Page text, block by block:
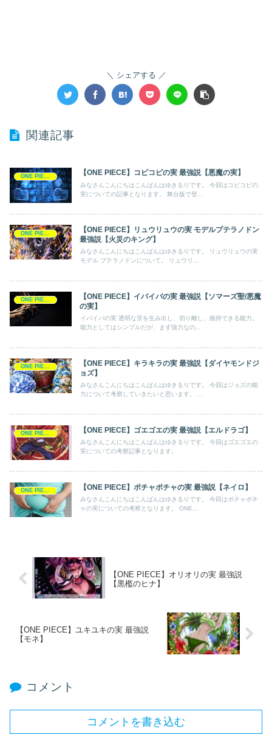
シェアする
関連記事
【ONE PIECE】コピコピの実 最強説【悪魔の実】
みなさんこんにちはこんばんはゆきるりです。 今回はコピコピの
実についての記事となります。 舞台版で登...
【ONE PIECE】リュウリュウの実 モデルプテラノドン
最強説【火災のキング】
みなさんこんにちはこんばんはゆきるりです。 リュウリュウの実
モデル プテラノドンについて。 リュウリ...
ONE PIECE
【ONE PIECE】イバイバの実 最強説【ソマーズ聖/悪魔
の実】
イバイバの実 透明な茨を生み出し、切り離し、維持できる能力。
能力としてはシンプルだが、まず強力なの...
ONE PIECE
【ONE PIECE】キラキラの実 最強説【ダイヤモンドジ
ョズ】
みなさんこんにちはこんばんはゆきるりです。 今回はジョズの能
力について考察していきたいと思います。 ...
ONE PIECE 【ONE PIECE】ゴエゴエの実 最強説【エルドラゴ】
みなさんこんにちはこんばんはゆきるりです。 今回はゴエゴエの
実についての考察記事となります。
ONE PIECE 【ONE PIECE】ポチャポチャの実 最強説【ネイロ】
みなさんこんにちはこんばんはゆきるりです。 今回はポチャポチ
ャの実についての考察となります。 ONE...
【ONE PIECE】オリオリの実 最強説
【黒檻のヒナ】
【ONE PIECE】ユキユキの実 最強説
【モネ】
コメント
コメントを書き込む